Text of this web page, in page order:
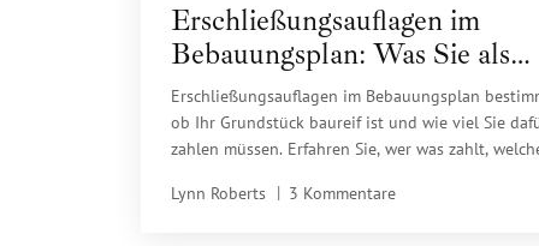
Erschließungsauflagen im
Bebauungsplan: Was Sie als
Grundstückseigentümer
müssen
Erschließungsauflagen im Bebauungsplan
ob Ihr Grundstück baureif ist und wie viel Sie
zahlen müssen. Erfahren Sie, wer was zahlt,
schützen.
Lynn Roberts 3 Kommentare